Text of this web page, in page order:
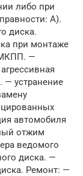
либо при
А).
диска.
при монтаже
—
— устранение
автомобиля
отжим
ведомого
диска. —
Ремонт: —